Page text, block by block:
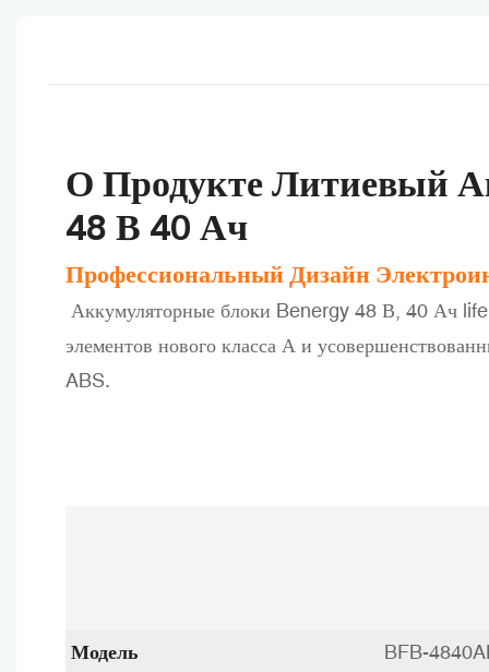
О ПродуктеЛитиевый
48 В 40 Ач
Профессиональный Дизайн
Аккумуляторные блоки Benergy 48 В, 40 Ач
элементов нового класса А и
ABS.
Модель BFB-